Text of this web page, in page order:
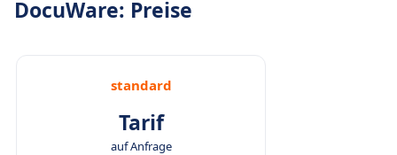
DocuWare: Preise
standard
Tarif
auf Anfrage